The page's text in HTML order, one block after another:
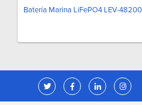
Batería Marina LiFePO4 LEV-48200